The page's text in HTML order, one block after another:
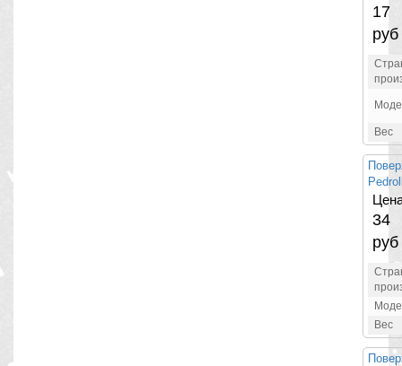
17
руб
Вес
34
руб
Вес